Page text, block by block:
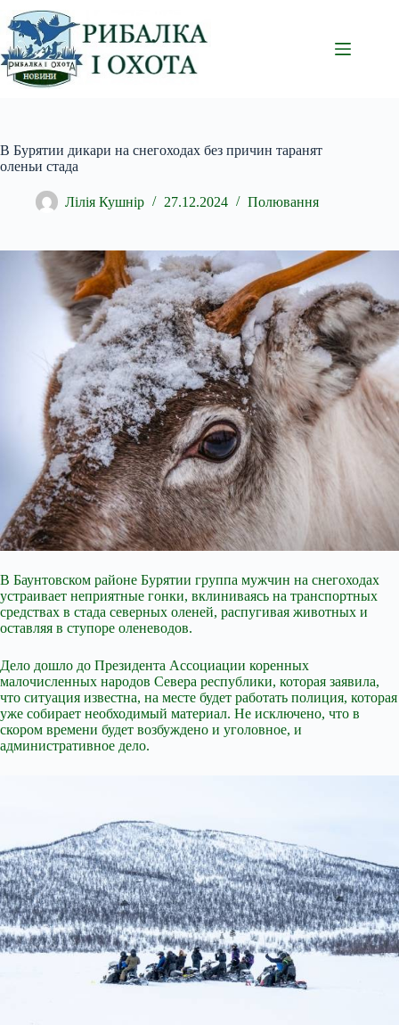
Перейти
до
вмісту
В Бурятии дикари на снегоходах без причин таранят
оленьи стада
Лілія Кушнір 27.12.2024 Полювання
В Баунтовском районе Бурятии группа мужчин на снегоходах
устраивает неприятные гонки, вклиниваясь на транспортных
средствах в стада северных оленей, распугивая животных и
оставляя в ступоре оленеводов.
Дело дошло до Президента Ассоциации коренных
малочисленных народов Севера республики, которая заявила,
что ситуация известна, на месте будет работать полиция, которая
уже собирает необходимый материал. Не исключено, что в
скором времени будет возбуждено и уголовное, и
административное дело.